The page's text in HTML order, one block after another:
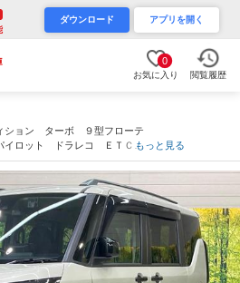
ダウンロード アプリを開く
0
お気に入り 閲覧履歴
ション ターボ ９型フローテ
イロット ドラレコ ＥＴＣ
イド スマートキー ステアリ
トエアコン（愛知県）
もっと見る